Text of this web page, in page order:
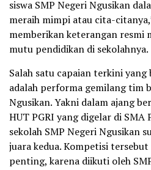
siswa SMP Negeri Ngusikan
meraih mimpi atau cita-
memberikan keterangan resmi
mutu pendidikan di sekolahnya.
Salah satu capaian terkini
adalah performa gemilang tim
Ngusikan. Yakni dalam ajang
HUT PGRI yang digelar di SMA
sekolah SMP Negeri Ngusikan
juara kedua. Kompetisi
penting, karena diikuti oleh